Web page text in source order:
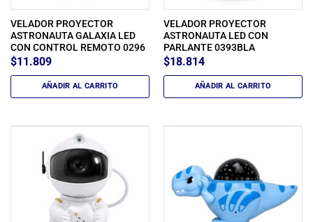
VELADOR PROYECTOR
ASTRONAUTA GALAXIA LED
CON CONTROL REMOTO 0296
$11.809
AÑADIR AL CARRITO
VELADOR PROYECTOR
ASTRONAUTA LED CON
PARLANTE 0393BLA
$18.814
AÑADIR AL CARRITO